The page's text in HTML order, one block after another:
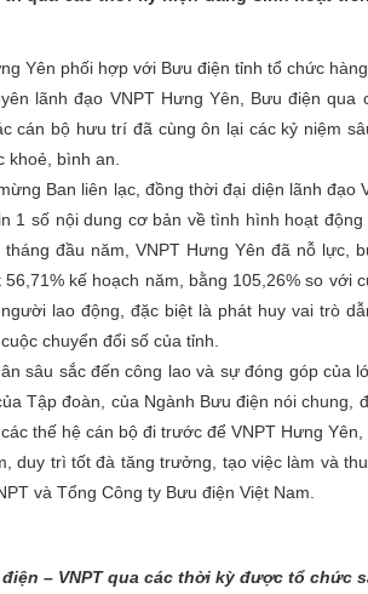
Yên phối hợp với Bưu điện tỉnh tổ chức
lãnh đạo VNPT Hưng Yên, Bưu điện qua
cán bộ hưu trí đã cùng ôn lại các kỷ niệm
khoẻ, bình an.
Ban liên lạc, đồng thời đại diện lãnh đạo
1 số nội dung cơ bản về tình hình hoạt
đầu năm, VNPT Hưng Yên đã nỗ lực,
kế hoạch năm, bằng 105,26% so với
lao động, đặc biệt là phát huy vai trò
chuyển đổi số của tỉnh.
sâu sắc đến công lao và sự đóng góp của
Tập đoàn, của Ngành Bưu điện nói chung,
thế hệ cán bộ đi trước để VNPT Hưng
duy trì tốt đà tăng trưởng, tạo việc làm và
và Tổng Công ty Bưu điện Việt Nam.
– VNPT qua các thời kỳ được tổ chức